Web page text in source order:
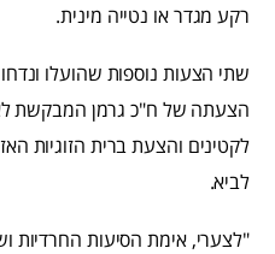
רקע מגדר או נטייה מינית.
שתי הצעות נוספות שהועלו
הצעתה של ח"כ גרמן המבקשת
לקטינים והצעת ברית הזוגיות
לביא.
"לצערי, אימת הסיעות החרדיות